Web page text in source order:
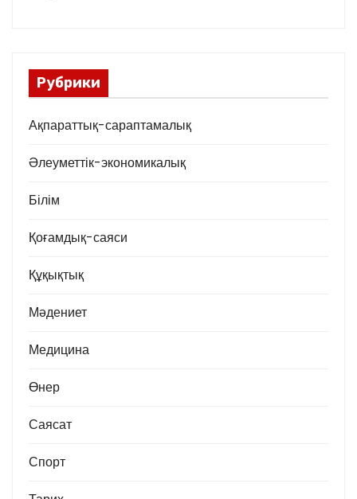
Рубрики
Ақпараттық-сараптамалық
Әлеуметтік-экономикалық
Білім
Қоғамдық-саяси
Құқықтық
Мәдениет
Медицина
Өнер
Саясат
Спорт